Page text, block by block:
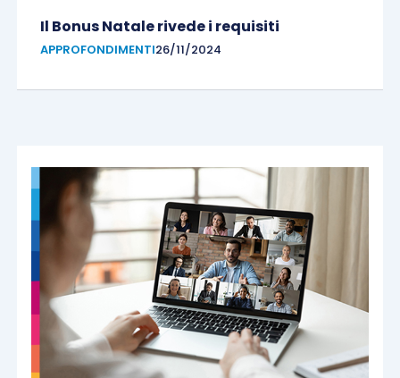
Il Bonus Natale rivede i requisiti
APPROFONDIMENTI26/11/2024